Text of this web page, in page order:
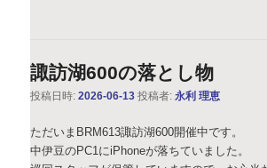
諏訪湖600の落とし物
投稿日時:2026-06-13 投稿者:永利 理恵
ただいまBRM613諏訪湖600開催中です。
中伊豆のPC1にiPhoneが落ちていました。